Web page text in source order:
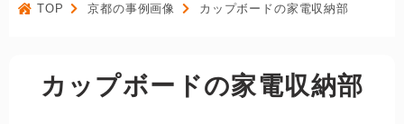
TOP 京都の事例画像 カップボードの家電収納部
カップボードの家電収納部